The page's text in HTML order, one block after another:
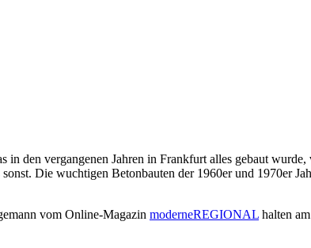
in den vergangenen Jahren in Frankfurt alles gebaut
Die wuchtigen Betonbauten der 1960er und 1970er
vom Online-Magazin moderneREGIONAL halten